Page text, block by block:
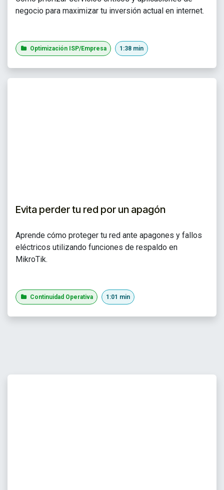
negocio para maximizar tu inversión actual en internet.
Optimización ISP/Empresa 1:38 min
Evita perder tu red por un apagón
Aprende cómo proteger tu red ante apagones y fallos
eléctricos utilizando funciones de respaldo en
MikroTik.
Continuidad Operativa 1:01 min